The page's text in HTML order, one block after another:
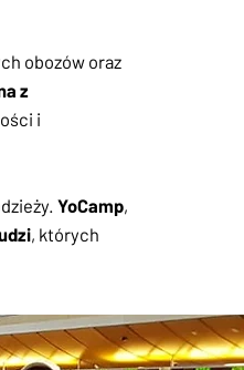
obozów oraz
z
i
YoCamp,
, których